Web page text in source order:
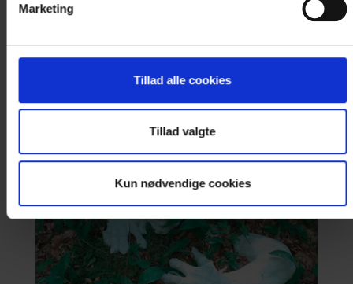
Marketing
Tillad alle cookies
Tillad valgte
Kun nødvendige cookies